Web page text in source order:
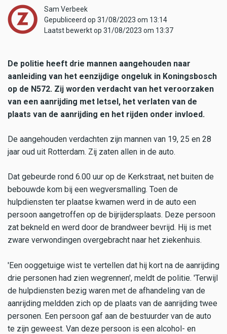
Sam Verbeek
Gepubliceerd op 31/08/2023 om 13:14
Laatst bewerkt op 31/08/2023 om 13:37
De politie heeft drie mannen aangehouden naar
aanleiding van het eenzijdige ongeluk in Koningsbosch
op de N572. Zij worden verdacht van het veroorzaken
van een aanrijding met letsel, het verlaten van de
plaats van de aanrijding en het rijden onder invloed.
De aangehouden verdachten zijn mannen van 19, 25 en 28
jaar oud uit Rotterdam. Zij zaten allen in de auto.
Dat gebeurde rond 6.00 uur op de Kerkstraat, net buiten de
bebouwde kom bij een wegversmalling. Toen de
hulpdiensten ter plaatse kwamen werd in de auto een
persoon aangetroffen op de bijrijdersplaats. Deze persoon
zat bekneld en werd door de brandweer bevrijd. Hij is met
zware verwondingen overgebracht naar het ziekenhuis.
'Een ooggetuige wist te vertellen dat hij kort na de aanrijding
drie personen had zien wegrennen', meldt de politie. 'Terwijl
de hulpdiensten bezig waren met de afhandeling van de
aanrijding meldden zich op de plaats van de aanrijding twee
personen. Een persoon gaf aan de bestuurder van de auto
te zijn geweest. Van deze persoon is een alcohol- en